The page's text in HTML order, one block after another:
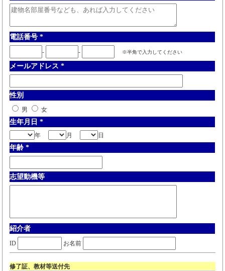
電話番号 *
- - ※半角で入力してください
メールアドレス *
性別
男 女
生年月日 *
年 月 日
年齢 *
志望動機等
紹介者
ID お名前
修了証、教材等送付先